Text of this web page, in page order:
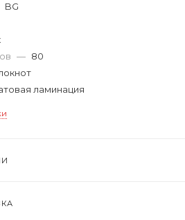
BG
— 80
ламинация